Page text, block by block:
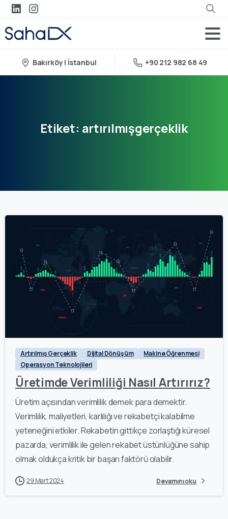
Bakırköy | İstanbul +90 212 982 68 49
Etiket: artırılmışgerçeklik
Artırılmış Gerçeklik Dijital Dönüşüm
Makine Öğrenmesi
Operasyon Teknolojileri
Üretimde Verimliliği Nasıl Artırırız?
Üretim açısından verimlilik demek para demektir.
Verimlilik, maliyetleri, karlılığı ve rekabetçi kalabilme
yeteneğini etkiler. Rekabetin gittikçe zorlaştığı küresel
pazarda, verimlilik ile gelen rekabet üstünlüğüne sahip
olmak oldukça kritik bir başarı faktörü olabilir.
29 Mart 2024 Devamını oku